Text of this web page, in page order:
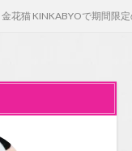
花猫 KINKABYOで期間限